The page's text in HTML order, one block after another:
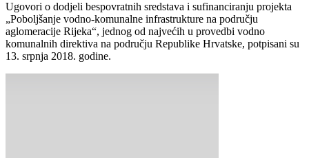
Ugovori o dodjeli bespovratnih sredstava i sufinanciranju projekta
„Poboljšanje vodno-komunalne infrastrukture na području
aglomeracije Rijeka“, jednog od najvećih u provedbi vodno
komunalnih direktiva na području Republike Hrvatske, potpisani su
13. srpnja 2018. godine.